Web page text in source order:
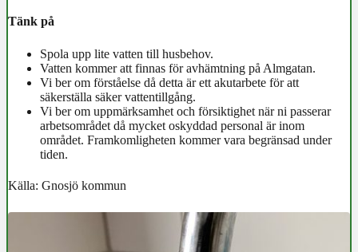
Tänk på
Spola upp lite vatten till husbehov.
Vatten kommer att finnas för avhämtning på Almgatan.
Vi ber om förståelse då detta är ett akutarbete för att
säkerställa säker vattentillgång.
Vi ber om uppmärksamhet och försiktighet när ni passerar
arbetsområdet då mycket oskyddad personal är inom
området. Framkomligheten kommer vara begränsad under
tiden.
Källa: Gnosjö kommun